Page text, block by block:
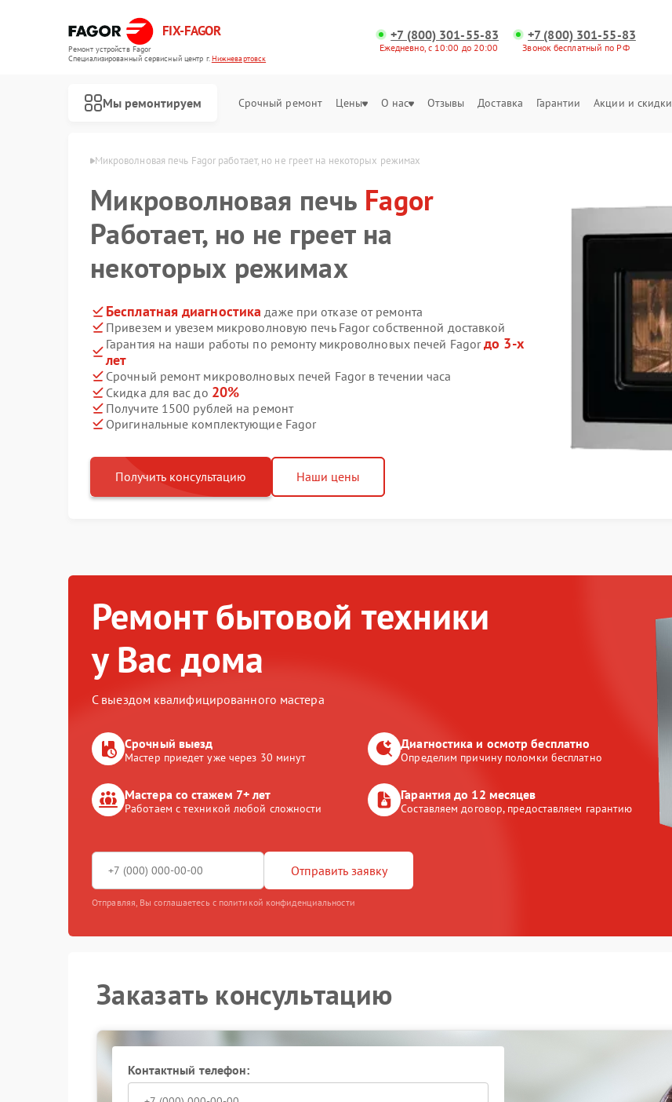
FIX-FAGOR
Ремонт устройств Fagor
Специализированный cервисный центр г.Нижневартовск
+7 (800) 301-55-83
Ежедневно, с 10:00 до 20:00
+7 (800) 301-55-83
Звонок бесплатный по РФ
Мы ремонтируем Срочный ремонт Цены О нас Отзывы Доставка Гарантии Акции и скидки
Микроволновая печь Fagor работает, но не греет на некоторых режимах
Микроволновая печь Fagor
Работает, но не греет на
некоторых режимах
Бесплатная диагностика даже при отказе от ремонта
Привезем и увезем микроволновую печь Fagor собственной доставкой
Гарантия на наши работы по ремонту микроволновых печей Fagorдо 3-х
лет
Срочный ремонт микроволновых печей Fagor в течении часа
Скидка для вас до 20%
Получите 1500 рублей на ремонт
Оригинальные комплектующие Fagor
Получить консультацию Наши цены
Ремонт бытовой техники
у Вас дома
С выездом квалифицированного мастера
Срочный выезд
Мастер приедет уже через 30 минут
Диагностика и осмотр бесплатно
Определим причину поломки бесплатно
Мастера со стажем 7+ лет
Работаем с техникой любой сложности
Гарантия до 12 месяцев
Составляем договор, предоставляем гарантию
Отправить заявку
Отправляя, Вы соглашаетесь с политикой конфиденциальности
Заказать консультацию
Контактный телефон: